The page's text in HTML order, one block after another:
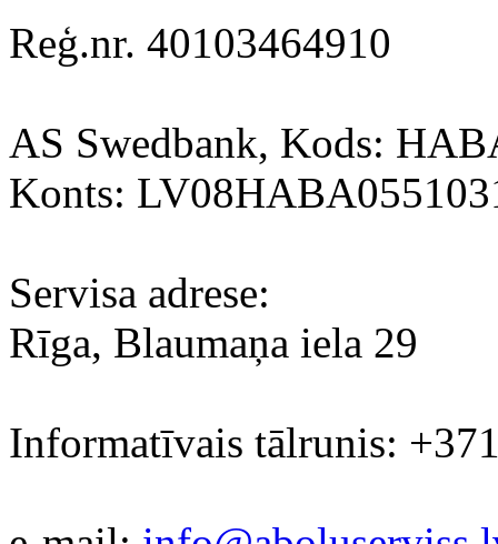
Reģ.nr. 40103464910
AS Swedbank, Kods:
Konts:
Servisa adrese:
Rīga, Blaumaņa iela 29
Informatīvais tālrunis: